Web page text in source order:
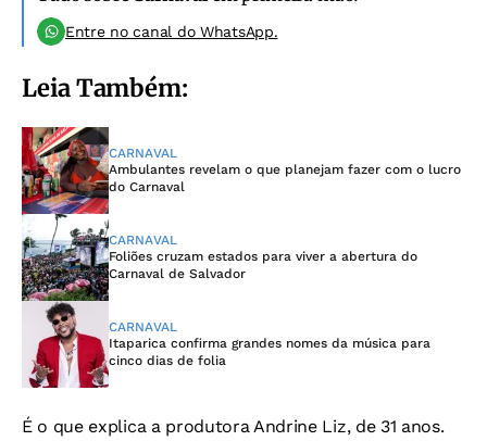
Entre no canal do WhatsApp.
Leia Também:
CARNAVAL
Ambulantes revelam o que planejam fazer com o lucro
do Carnaval
CARNAVAL
Foliões cruzam estados para viver a abertura do
Carnaval de Salvador
CARNAVAL
Itaparica confirma grandes nomes da música para
cinco dias de folia
É o que explica a produtora Andrine Liz, de 31 anos.